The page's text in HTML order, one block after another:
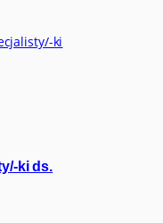
ki ds.